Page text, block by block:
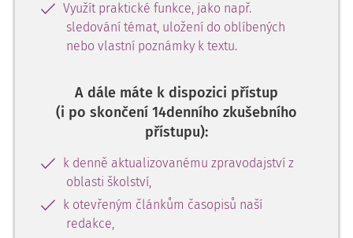
Využít praktické funkce, jako např.
sledování témat, uložení do oblíbených
nebo vlastní poznámky k textu.
A dále máte k dispozici přístup
(i po skončení 14denního zkušebního
přístupu):
k denně aktualizovanému zpravodajství z
oblasti školství,
k otevřeným článkům časopisů naší
redakce,